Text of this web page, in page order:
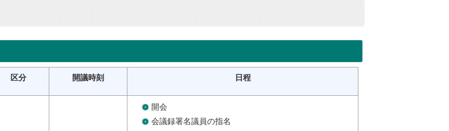
区分 開議時刻 日程
開会
会議録署名議員の指名